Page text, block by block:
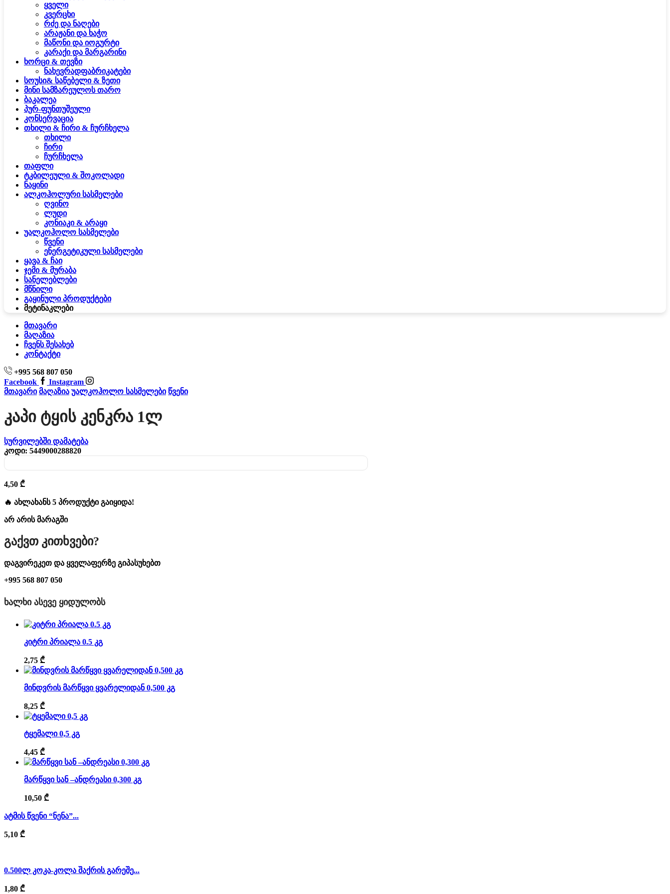
ყველი
კვერცხი
რძე და ნაღები
არაჟანი და ხაჭო
მაწონი და იოგურტი
კარაქი და მარგარინი
ხორცი & თევზი
ნახევრადფაბრიკატები
სოუსი& საწებელი & ზეთი
მინი სამზარეულოს თარო
ბაკალეა
პურ-ფუნთუშეული
კონსერვაცია
თხილი & ჩირი & ჩურჩხელა
თხილი
ჩირი
ჩურჩხელა
თაფლი
ტკბილეული & შოკოლადი
ნაყინი
ალკოჰოლური სასმელები
ღვინო
ლუდი
კონიაკი & არაყი
უალკოჰოლო სასმელები
წვენი
ენერგეტიკული სასმელები
ყავა & ჩაი
ჯემი & მურაბა
სანელებლები
მწნილი
გაყინული პროდუქტები
მეტინაკლები
მთავარი
მაღაზია
ჩვენს შესახებ
კონტაქტი
+995 568 807 050
Facebook
Instagram
მთავარი მაღაზია უალკოჰოლო სასმელები წვენი
Კაპი Ტყის Კენკრა 1ლ
სურვილებში დამატება
კოდი: 5449000288820
4,50 ₾
🔥 ახლახანს 5 პროდუქტი გაიყიდა!
არ არის მარაგში
Გაქვთ Კითხვები?
დაგვირეკეთ და ყველაფერზე გიპასუხებთ
+995 568 807 050
ᲮᲐᲚᲮᲘ ᲐᲡᲔᲕᲔ ᲧᲘᲓᲣᲚᲝᲑᲡ
კიტრი პრიალა 0.5 კგ
2,75 ₾
მინდვრის მარწყვი ყვარელიდან 0,500 კგ
8,25 ₾
ტყემალი 0,5 კგ
4,45 ₾
მარწყვი სან –ანდრეასი 0,300 კგ
10,50 ₾
ატმის წვენი “ნენა”...
5,10 ₾
0.500ლ კოკა-კოლა შაქრის გარეშე...
1,80 ₾